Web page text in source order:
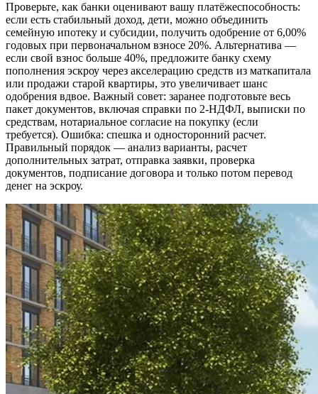
Проверьте, как банки оценивают вашу платёжеспособность:
если есть стабильный доход, дети, можно объединить
семейную ипотеку и субсидии, получить одобрение от 6,00%
годовых при первоначальном взносе 20%. Альтернатива —
если свой взнос больше 40%, предложите банку схему
пополнения эскроу через акселерацию средств из маткапитала
или продажи старой квартиры, это увеличивает шанс
одобрения вдвое. Важный совет: заранее подготовьте весь
пакет документов, включая справки по 2-НДФЛ, выписки по
средствам, нотариальное согласие на покупку (если
требуется). Ошибка: спешка и односторонний расчет.
Правильный порядок — анализ варианты, расчет
дополнительных затрат, отправка заявки, проверка
документов, подписание договора и только потом перевод
денег на эскроу.